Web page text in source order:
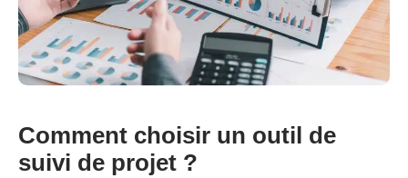
Comment choisir un outil de
suivi de projet ?